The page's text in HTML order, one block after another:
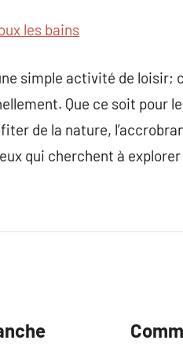
les bains
simple activité de loisir;
Que ce soit pour
de la nature,
qui cherchent à